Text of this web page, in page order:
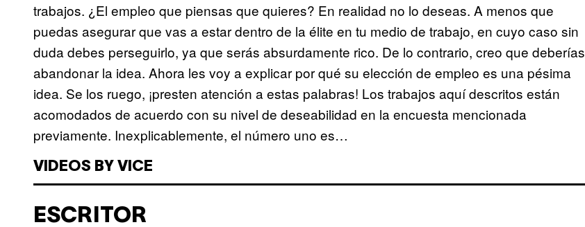
trabajos. ¿El empleo que piensas que quieres? En realidad no lo deseas. A menos que
puedas asegurar que vas a estar dentro de la élite en tu medio de trabajo, en cuyo caso sin
duda debes perseguirlo, ya que serás absurdamente rico. De lo contrario, creo que deberías
abandonar la idea. Ahora les voy a explicar por qué su elección de empleo es una pésima
idea. Se los ruego, ¡presten atención a estas palabras! Los trabajos aquí descritos están
acomodados de acuerdo con su nivel de deseabilidad en la encuesta mencionada
previamente. Inexplicablemente, el número uno es…
VIDEOS BY VICE
ESCRITOR